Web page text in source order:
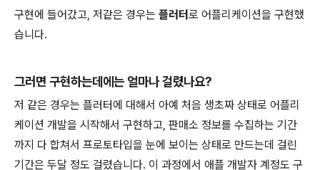
구현에 들어갔고, 저같은 경우는 플러터로 어플리케이션을 구현했
습니다.
그러면 구현하는데에는 얼마나 걸렸나요?
저 같은 경우는 플러터에 대해서 아예 처음 생초짜 상태로 어플리
케이션 개발을 시작해서 구현하고, 판매소 정보를 수집하는 기간
까지 다 합쳐서 프로토타입을 눈에 보이는 상태로 만드는데 걸린
기간은 두달 정도 걸렸습니다. 이 과정에서 애플 개발자 계정도 구